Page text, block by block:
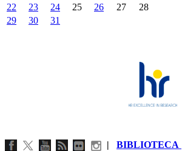
22
23 24 25 26 27
28
29
30 31
| BIBLIOTECA